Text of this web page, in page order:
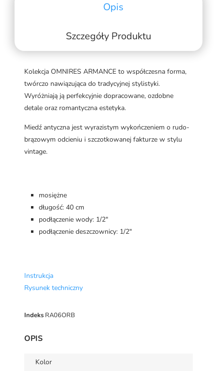
Opis
Szczegóły Produktu
Kolekcja OMNIRES ARMANCE to współczesna forma,
twórczo nawiązująca do tradycyjnej stylistyki.
Wyróżniają ją perfekcyjnie dopracowane, ozdobne
detale oraz romantyczna estetyka.
Miedź antyczna jest wyrazistym wykończeniem o rudo-
brązowym odcieniu i szczotkowanej fakturze w stylu
vintage.
mosiężne
długość: 40 cm
podłączenie wody: 1/2"
podłączenie deszczownicy: 1/2"
Instrukcja
Rysunek techniczny
Indeks RA06ORB
OPIS
Kolor